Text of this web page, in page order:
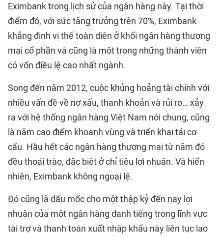
Eximbank trong lịch sử của ngân hàng này. Tại thời
điểm đó, với sức tăng trưởng trên 70%, Eximbank
khẳng định vị thế toàn diện ở khối ngân hàng thương
mại cổ phần và cũng là một trong những thành viên
có vốn điều lệ cao nhất ngành.
Song đến năm 2012, cuộc khủng hoảng tài chính với
nhiều vấn đề về nợ xấu, thanh khoản và rủi ro… xảy
ra với hệ thống ngân hàng Việt Nam nói chung, cũng
là năm cao điểm khoanh vùng và triển khai tái cơ
cấu. Hầu hết các ngân hàng thương mại từ năm đó
đều thoái trào, đặc biệt ở chỉ tiêu lợi nhuận. Và hiển
nhiên, Eximbank không ngoại lệ.
Đó cũng là dấu mốc cho một thập kỷ đến nay lợi
nhuận của một ngân hàng danh tiếng trong lĩnh vực
tài trợ và thanh toán xuất nhập khẩu này liên tục lao